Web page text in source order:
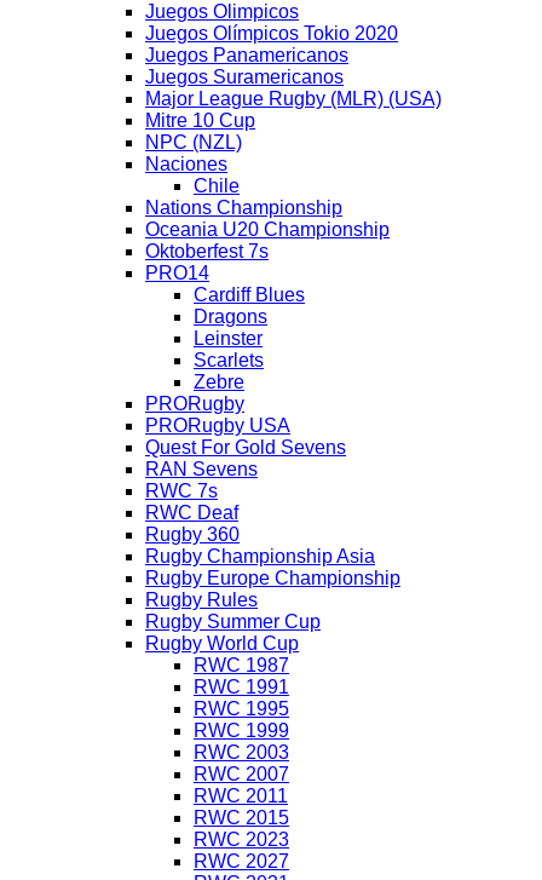
Juegos Olimpicos
Juegos Olímpicos Tokio 2020
Juegos Panamericanos
Juegos Suramericanos
Major League Rugby (MLR) (USA)
Mitre 10 Cup
NPC (NZL)
Naciones
Chile
Nations Championship
Oceania U20 Championship
Oktoberfest 7s
PRO14
Cardiff Blues
Dragons
Leinster
Scarlets
Zebre
PRORugby
PRORugby USA
Quest For Gold Sevens
RAN Sevens
RWC 7s
RWC Deaf
Rugby 360
Rugby Championship Asia
Rugby Europe Championship
Rugby Rules
Rugby Summer Cup
Rugby World Cup
RWC 1987
RWC 1991
RWC 1995
RWC 1999
RWC 2003
RWC 2007
RWC 2011
RWC 2015
RWC 2023
RWC 2027